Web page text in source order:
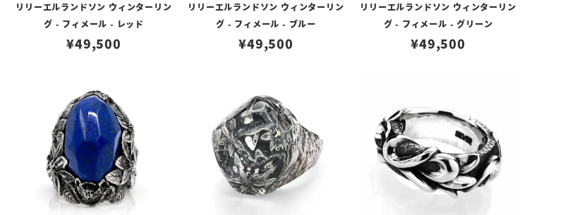
リリーエルランドソン ウィンターリン
グ - フィメール - レッド
¥49,500
リリーエルランドソン ウィンターリン
グ - フィメール - ブルー
¥49,500
リリーエルランドソン ウィンターリン
グ - フィメール - グリーン
¥49,500